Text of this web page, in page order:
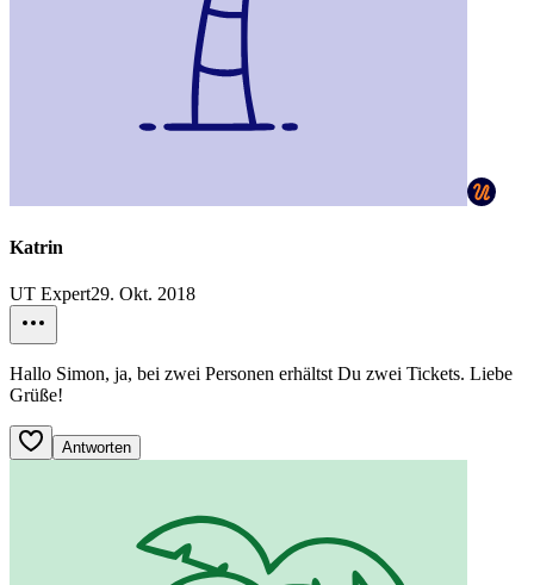
Katrin
UT Expert29. Okt. 2018
Hallo Simon, ja, bei zwei Personen erhältst Du zwei Tickets. Liebe
Grüße!
Antworten